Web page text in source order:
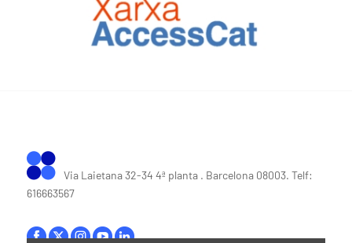
Via Laietana 32-34 4ª planta . Barcelona 08003. Telf:
616663567